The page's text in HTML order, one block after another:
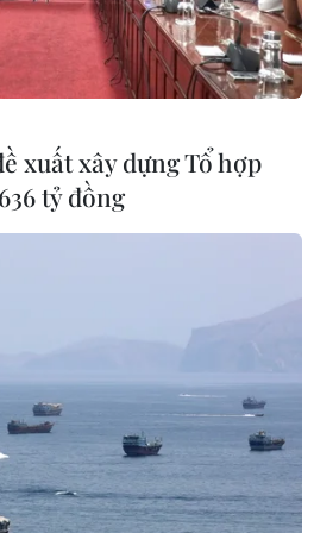
1/6/1978 trên cơ sở
còn gọi là Bệnh viện Đồn
dựng), để thực hiện
điều trị bệnh cho trẻ em
phố Hồ Chí Minh và các
Bệnh viện Nhi đồng 2,
xuất xây dựng Tổ hợp
tỷ đồng